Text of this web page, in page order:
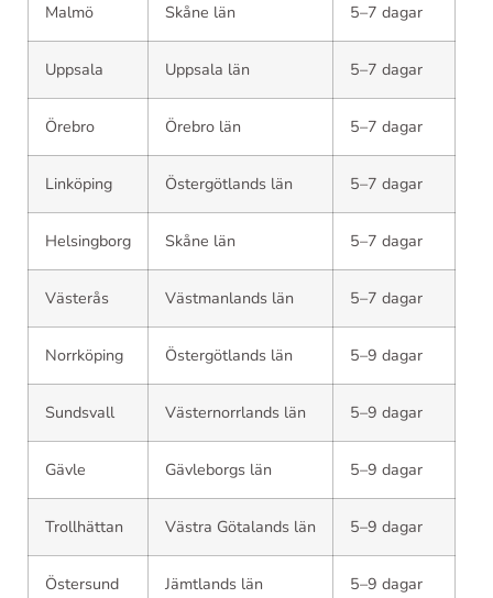
Malmö Skåne län 5–7 dagar
Uppsala Uppsala län 5–7 dagar
Örebro Örebro län 5–7 dagar
Linköping Östergötlands län 5–7 dagar
Helsingborg Skåne län 5–7 dagar
Västerås Västmanlands län 5–7 dagar
Norrköping Östergötlands län 5–9 dagar
Sundsvall Västernorrlands län 5–9 dagar
Gävle Gävleborgs län 5–9 dagar
Trollhättan Västra Götalands län 5–9 dagar
Östersund Jämtlands län 5–9 dagar